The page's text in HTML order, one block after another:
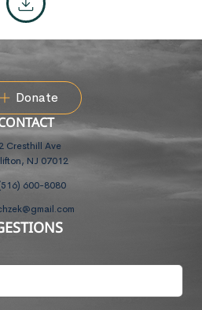
Donate
Cresthill Ave
NJ 07012
600-8080